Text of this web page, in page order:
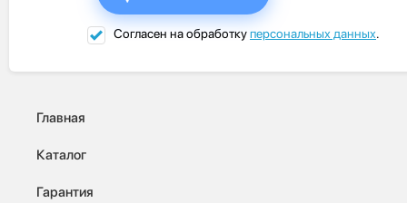
Согласен на обработкуперсональных данных.
Главная
Каталог
Гарантия